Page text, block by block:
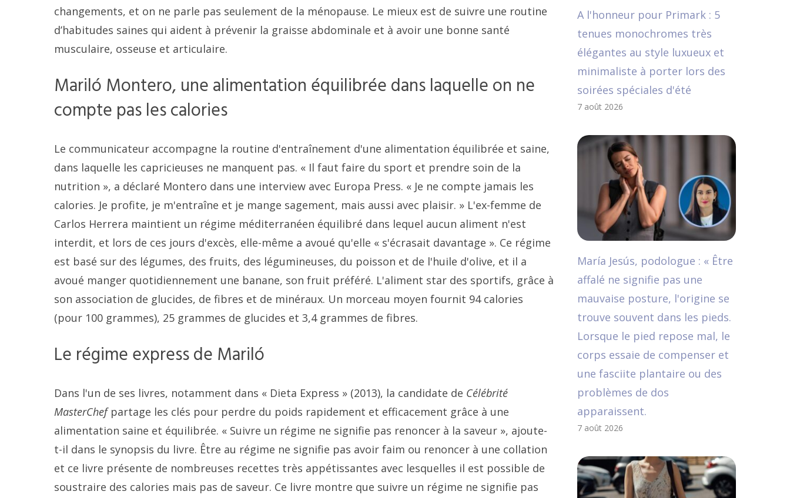
changements, et on ne parle pas seulement de la ménopause. Le mieux est de suivre une routine
d’habitudes saines qui aident à prévenir la graisse abdominale et à avoir une bonne santé
musculaire, osseuse et articulaire.
Mariló Montero, une alimentation équilibrée dans laquelle on ne
compte pas les calories
Le communicateur accompagne la routine d'entraînement d'une alimentation équilibrée et saine,
dans laquelle les capricieuses ne manquent pas. « Il faut faire du sport et prendre soin de la
nutrition », a déclaré Montero dans une interview avec Europa Press. « Je ne compte jamais les
calories. Je profite, je m'entraîne et je mange sagement, mais aussi avec plaisir. » L'ex-femme de
Carlos Herrera maintient un régime méditerranéen équilibré dans lequel aucun aliment n'est
interdit, et lors de ces jours d'excès, elle-même a avoué qu'elle « s'écrasait davantage ». Ce régime
est basé sur des légumes, des fruits, des légumineuses, du poisson et de l'huile d'olive, et il a
avoué manger quotidiennement une banane, son fruit préféré. L'aliment star des sportifs, grâce à
son association de glucides, de fibres et de minéraux. Un morceau moyen fournit 94 calories
(pour 100 grammes), 25 grammes de glucides et 3,4 grammes de fibres.
Le régime express de Mariló
Dans l'un de ses livres, notamment dans « Dieta Express » (2013), la candidate de Célébrité
MasterChefpartage les clés pour perdre du poids rapidement et efficacement grâce à une
alimentation saine et équilibrée. « Suivre un régime ne signifie pas renoncer à la saveur », ajoute-
t-il dans le synopsis du livre. Être au régime ne signifie pas avoir faim ou renoncer à une collation
et ce livre présente de nombreuses recettes très appétissantes avec lesquelles il est possible de
soustraire des calories mais pas de saveur. Ce livre montre que suivre un régime ne signifie pas
A l'honneur pour Primark : 5
tenues monochromes très
élégantes au style luxueux et
minimaliste à porter lors des
soirées spéciales d'été
7 août 2026
María Jesús, podologue : « Être
affalé ne signifie pas une
mauvaise posture, l'origine se
trouve souvent dans les pieds.
Lorsque le pied repose mal, le
corps essaie de compenser et
une fasciite plantaire ou des
problèmes de dos
apparaissent.
7 août 2026